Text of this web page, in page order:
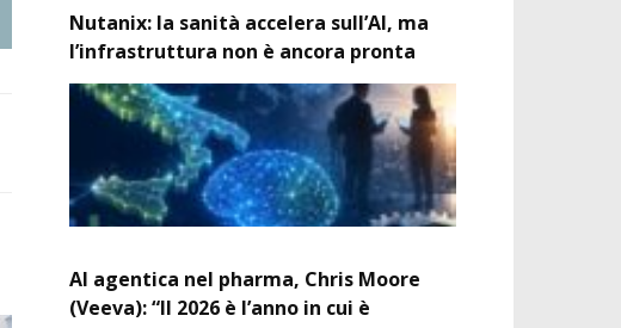
Nutanix: la sanità accelera sull’AI, ma
l’infrastruttura non è ancora pronta
AI agentica nel pharma, Chris Moore
(Veeva): “Il 2026 è l’anno in cui è